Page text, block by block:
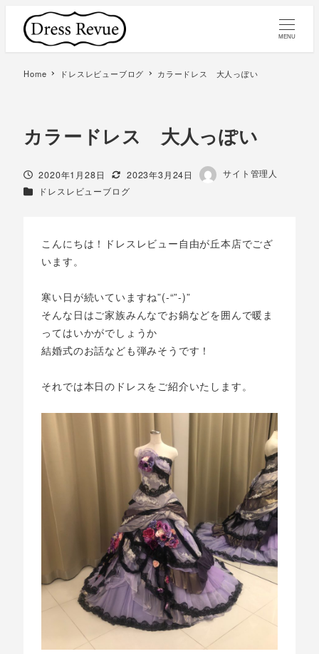
MENU
Home ドレスレビューブログ カラードレス 大人っぽい
カラードレス 大人っぽい
投稿日
2020年1月28日 更新日
2023年3月24日
著
サイト管理人
カテゴリー
ドレスレビューブログ
こんにちは！ドレスレビュー自由が丘本店でござ
います。
寒い日が続いていますね”(-“”-)”
そんな日はご家族みんなでお鍋などを囲んで暖ま
ってはいかがでしょうか
結婚式のお話なども弾みそうです！
それでは本日のドレスをご紹介いたします。